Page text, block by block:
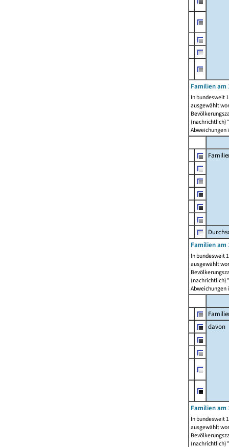
Familien am
In bundesweit
ausgewählt
Abweichungen
Familien am
In bundesweit
ausgewählt
Abweichungen
davon
Familien am
In bundesweit
ausgewählt